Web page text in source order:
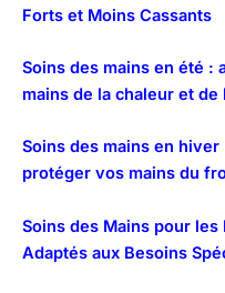
Forts et Moins Cassants
Soins des mains en été :
mains de la chaleur et
Soins des mains en
protéger vos mains du
Soins des Mains pour
Adaptés aux Besoins